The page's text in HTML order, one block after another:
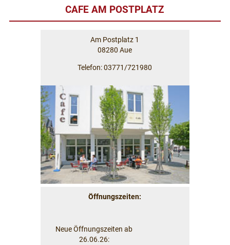
CAFE AM POSTPLATZ
Am Postplatz 1
08280 Aue
Telefon: 03771/721980
Öffnungszeiten:
Neue Öffnungszeiten ab
26.06.26: